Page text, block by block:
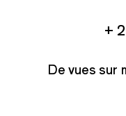
+
De vues sur